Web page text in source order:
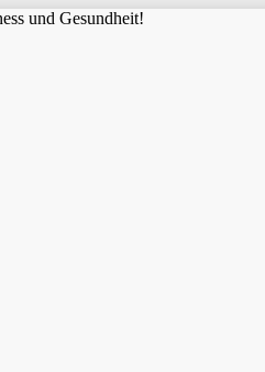
und Gesundheit!